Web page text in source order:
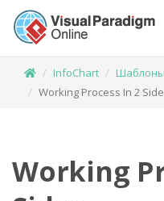
InfoChart Шаблоны
Working Process In 2
Working